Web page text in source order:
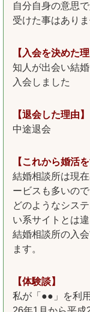
自分自身の意思
受けた事はあり
【入会を決めた理
知人が出会い結
入会しました
【退会した理由】
中途退会
【これから婚活
結婚相談所は現
ービスも多いの
どのようなシス
い系サイトとは
結婚相談所の入
ます。
【体験談】
私が「●●」を利